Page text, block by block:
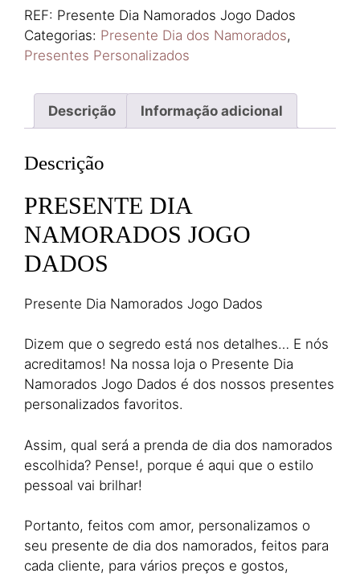
Namorados
Jogo
Dados
REF: Presente Dia Namorados Jogo Dados
Categorias: Presente Dia dos Namorados,
Presentes Personalizados
Descrição Informação adicional
Descrição
PRESENTE DIA
NAMORADOS JOGO
DADOS
Presente Dia Namorados Jogo Dados
Dizem que o segredo está nos detalhes… E nós
acreditamos! Na nossa loja o Presente Dia
Namorados Jogo Dados é dos nossos presentes
personalizados favoritos.
Assim, qual será a prenda de dia dos namorados
escolhida? Pense!, porque é aqui que o estilo
pessoal vai brilhar!
Portanto, feitos com amor, personalizamos o
seu presente de dia dos namorados, feitos para
cada cliente, para vários preços e gostos,